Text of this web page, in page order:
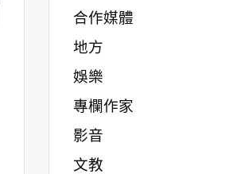
合作媒體
地方
娛樂
專欄作家
影音
文教